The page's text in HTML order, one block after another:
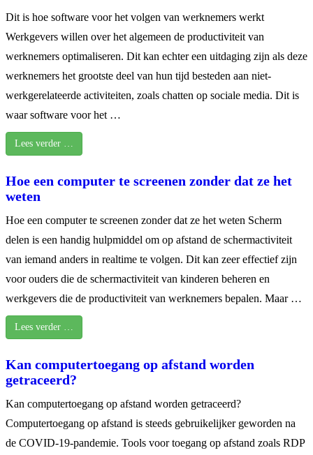
Dit is hoe software voor het volgen van werknemers werkt
Werkgevers willen over het algemeen de productiviteit van
werknemers optimaliseren. Dit kan echter een uitdaging zijn als deze
werknemers het grootste deel van hun tijd besteden aan niet-
werkgerelateerde activiteiten, zoals chatten op sociale media. Dit is
waar software voor het …
Lees verder …
Hoe een computer te screenen zonder dat ze het
weten
Hoe een computer te screenen zonder dat ze het weten Scherm
delen is een handig hulpmiddel om op afstand de schermactiviteit
van iemand anders in realtime te volgen. Dit kan zeer effectief zijn
voor ouders die de schermactiviteit van kinderen beheren en
werkgevers die de productiviteit van werknemers bepalen. Maar …
Lees verder …
Kan computertoegang op afstand worden
getraceerd?
Kan computertoegang op afstand worden getraceerd?
Computertoegang op afstand is steeds gebruikelijker geworden na
de COVID-19-pandemie. Tools voor toegang op afstand zoals RDP